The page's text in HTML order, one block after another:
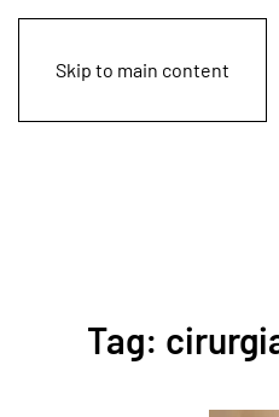
Skip to main content
Tag: